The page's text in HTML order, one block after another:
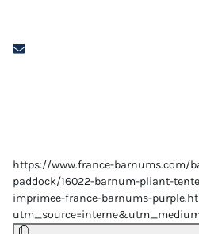
https://www.france-barnums.com/
paddock/16022-barnum-pliant-
imprimee-france-barnums-